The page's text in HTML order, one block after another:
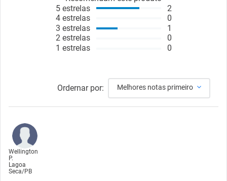
5 estrelas
4 estrelas
3 estrelas
2 estrelas
1 estrelas
2
0
1
0
0
Ordernar por: Melhores notas primeiro
Wellington
P.
Lagoa
Seca/PB